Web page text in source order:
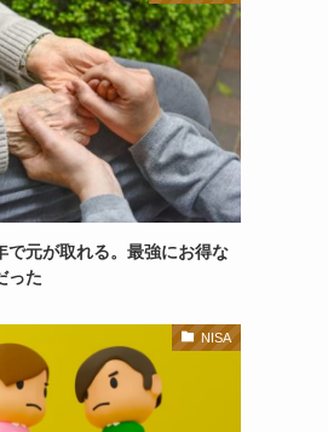
で元が取れる。最強にお得な
った
NISA